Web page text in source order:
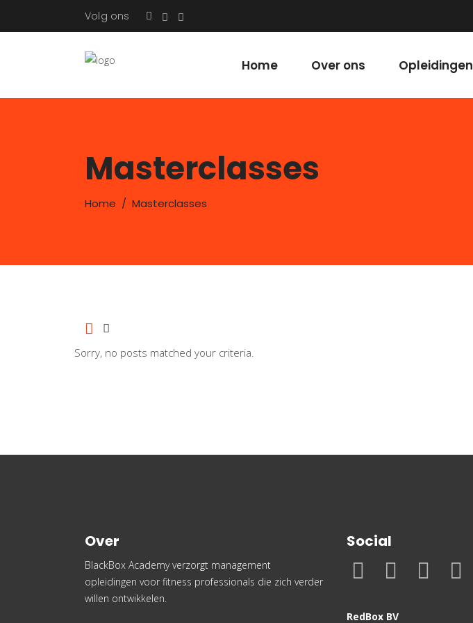
Volg ons
Home Over ons Opleidingen
Masterclasses
Home / Masterclasses
Sorry, no posts matched your criteria.
Over
BlackBox Academy verzorgt management
opleidingen voor fitness professionals die zich verder
willen ontwikkelen.
Social
RedBox BV